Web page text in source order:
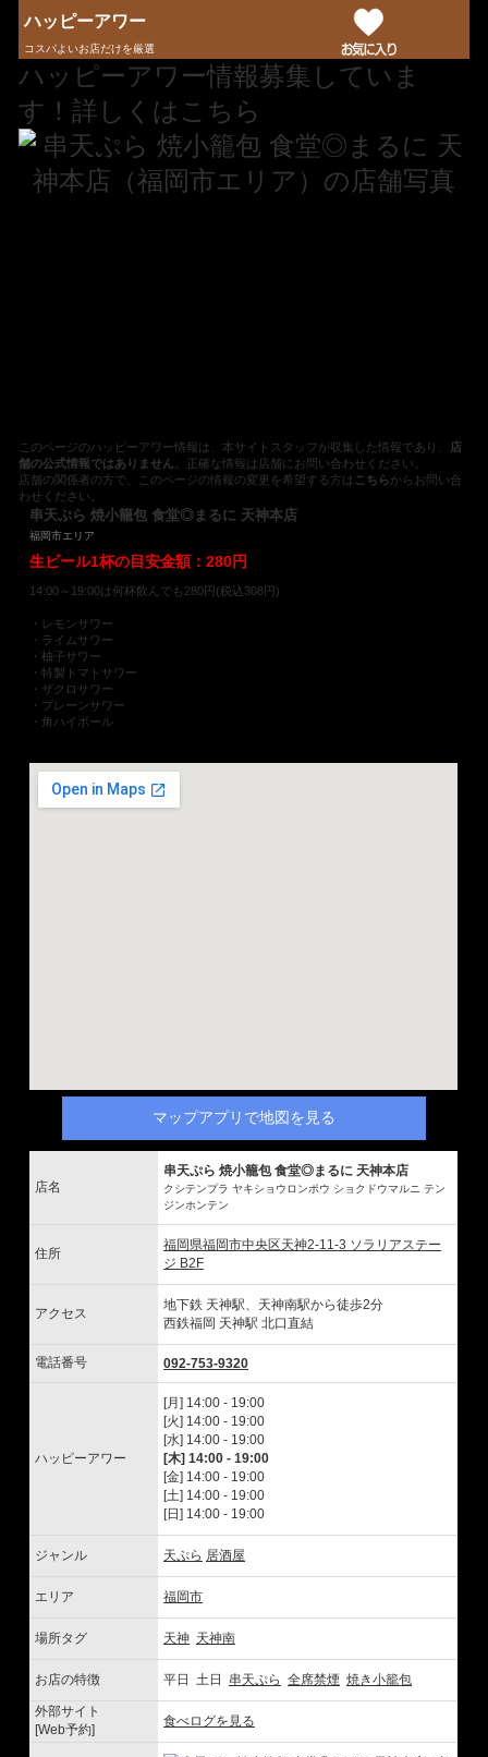
ハッピーアワー
コスパよいお店だけを厳選
ハッピーアワー情報募集していま
す！詳しくはこちら
このページのハッピーアワー情報は、本サイトスタッフが収集した情報であり、
店
舗の公式情報ではありません 。正確な情報は店舗にお問い合わせください。
店舗の関係者の方で、このページの情報の変更を希望する方は こちらからお問い合
わせください。
串天ぷら 焼小籠包 食堂◎まるに 天神本店
福岡市エリア
生ビール1杯の目安金額：280円
14:00～19:00は何杯飲んでも280円(税込308円)
・レモンサワー
・ライムサワー
・柚子サワー
・特製トマトサワー
・ザクロサワー
・プレーンサワー
・角ハイボール
マップアプリで地図を見る
店名
串天ぷら 焼小籠包 食堂◎まるに 天神本店
クシテンプラ ヤキショウロンポウ ショクドウマルニ テン
ジンホンテン
住所
福岡県福岡市中央区天神2-11-3 ソラリアステー
ジ B2F
アクセス
地下鉄 天神駅、天神南駅から徒歩2分
西鉄福岡 天神駅 北口直結
電話番号 092-753-9320
ハッピーアワー
[月] 14:00 - 19:00
[火] 14:00 - 19:00
[水] 14:00 - 19:00
[木] 14:00 - 19:00
[金] 14:00 - 19:00
[土] 14:00 - 19:00
[日] 14:00 - 19:00
ジャンル 天ぷら 居酒屋
エリア 福岡市
場所タグ 天神 天神南
お店の特徴 平日 土日 串天ぷら 全席禁煙 焼き小籠包
外部サイト
[Web予約]
食べログを見る